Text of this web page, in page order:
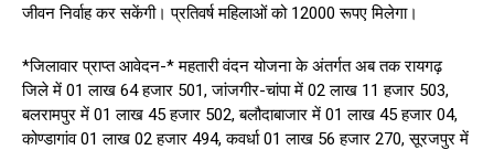
जीवन निर्वाह कर सकेंगी। प्रतिवर्ष महिलाओं को 12000 रूपए मिलेगा।
*जिलावार प्राप्त आवेदन-* महतारी वंदन योजना के अंतर्गत अब तक रायगढ़
जिले में 01 लाख 64 हजार 501, जांजगीर-चांपा में 02 लाख 11 हजार 503,
बलरामपुर में 01 लाख 45 हजार 502, बलौदाबाजार में 01 लाख 45 हजार 04,
कोण्डागांव 01 लाख 02 हजार 494, कवर्धा 01 लाख 56 हजार 270, सूरजपुर में